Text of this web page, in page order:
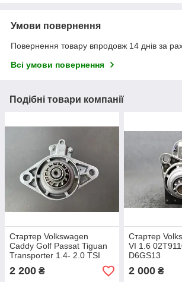
Умови повернення
Повернення товару впродовж 14 днів за
Всі умови повернення
Подібні товари компанії
Стартер Volkswagen
Caddy Golf Passat Tiguan
Transporter 1.4- 2.0 TSI
2 200 ₴
Стартер
VI 1.6
D6GS13
2 000₴